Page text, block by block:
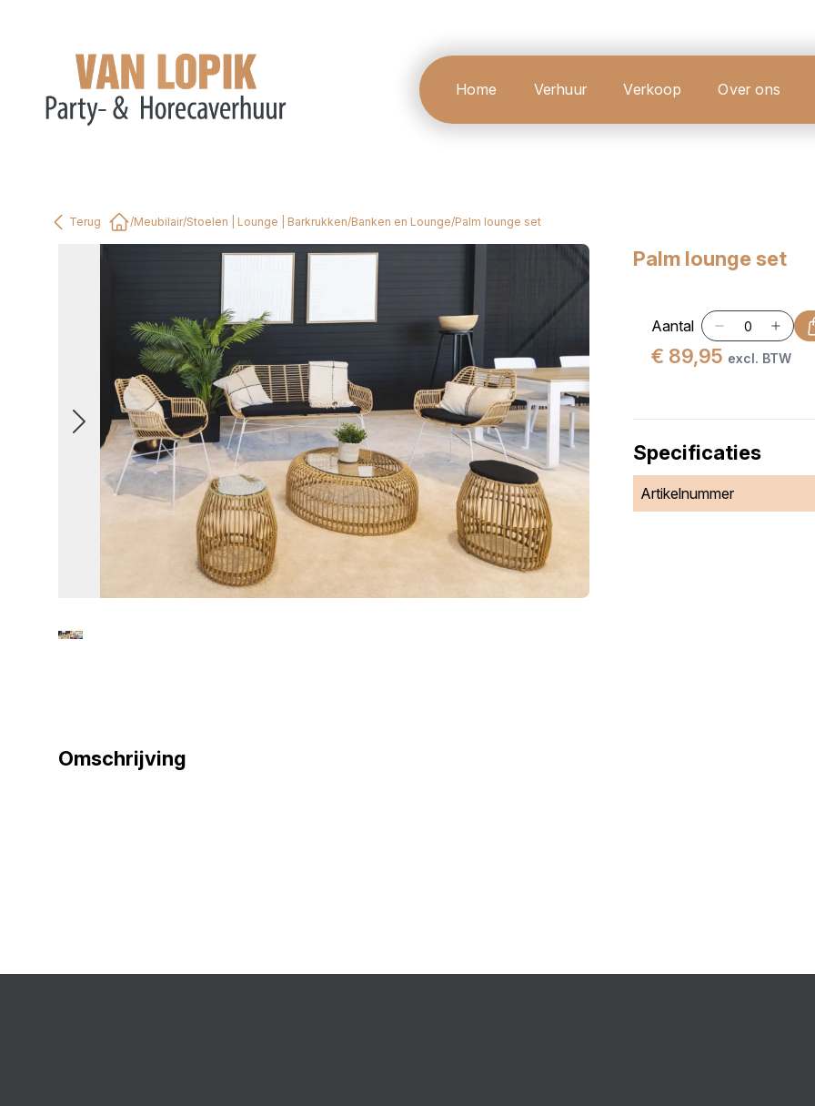
Home Verhuur Verkoop Over ons
Terug
/Meubilair/Stoelen | Lounge | Barkrukken/Banken en Lounge/Palm lounge set
Omschrijving
Palm lounge set
Aantal
€ 89,95 excl. BTW
Specificaties
Artikelnummer